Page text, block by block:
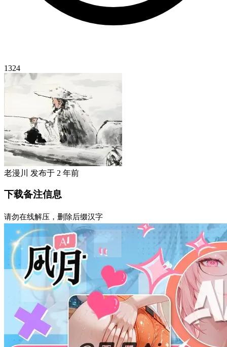
1324
老漫川 发布于 2 年前
下载备注信息
请勿在线解压，删除后缀汉字